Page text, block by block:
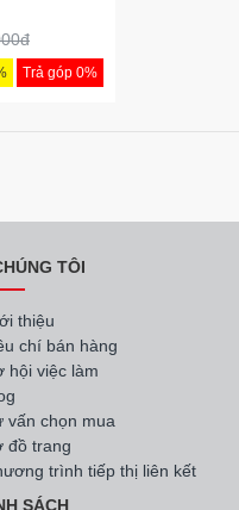
Trả góp 0%
TÔI
thiệu
chí bán hàng
hội việc làm
vấn chọn mua
đồ trang
trình tiếp thị liên kết
SÁCH